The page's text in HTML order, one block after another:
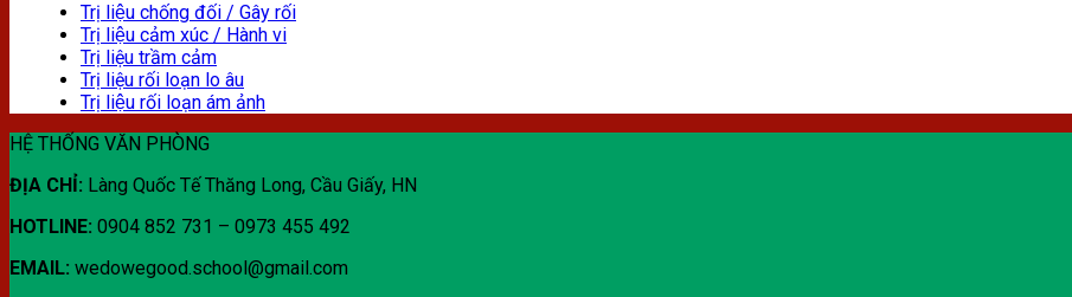
Trị liệu chống đối / Gây rối
Trị liệu cảm xúc / Hành vi
Trị liệu trầm cảm
Trị liệu rối loạn lo âu
Trị liệu rối loạn ám ảnh
HỆ THỐNG VĂN PHÒNG
ĐỊA CHỈ: Làng Quốc Tế Thăng Long, Cầu Giấy, HN
HOTLINE: 0904 852 731 – 0973 455 492
EMAIL: wedowegood.school@gmail.com